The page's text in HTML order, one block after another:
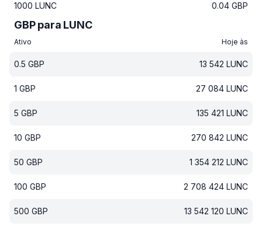
1000 LUNC 0.04 GBP
GBP para LUNC
Ativo Hoje às
0.5 GBP 13 542 LUNC
1 GBP 27 084 LUNC
5 GBP 135 421 LUNC
10 GBP 270 842 LUNC
50 GBP 1 354 212 LUNC
100 GBP 2 708 424 LUNC
500 GBP 13 542 120 LUNC